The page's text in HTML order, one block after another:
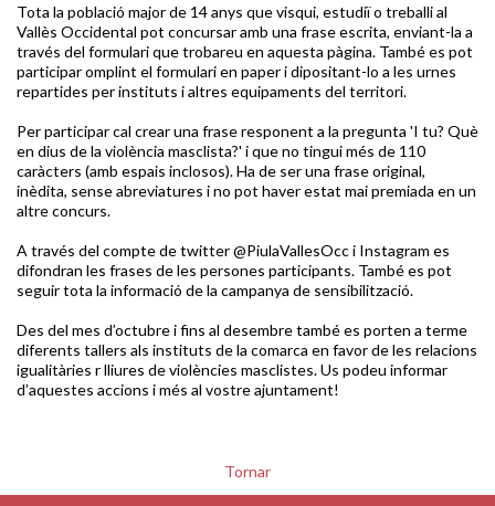
Tota la població major de 14 anys que visqui, estudiï o treballi al
Vallès Occidental pot concursar amb una frase escrita, enviant-la a
través del formulari que trobareu en aquesta pàgina. També es pot
participar omplint el formulari en paper i dipositant-lo a les urnes
repartides per instituts i altres equipaments del territori.
Per participar cal crear una frase responent a la pregunta 'I tu? Què
en dius de la violència masclista?' i que no tingui més de 110
caràcters (amb espais inclosos). Ha de ser una frase original,
inèdita, sense abreviatures i no pot haver estat mai premiada en un
altre concurs.
A través del compte de twitter @PiulaVallesOcc i Instagram es
difondran les frases de les persones participants. També es pot
seguir tota la informació de la campanya de sensibilització.
Des del mes d’octubre i fins al desembre també es porten a terme
diferents tallers als instituts de la comarca en favor de les relacions
igualitàries r lliures de violències masclistes. Us podeu informar
d’aquestes accions i més al vostre ajuntament!
Tornar